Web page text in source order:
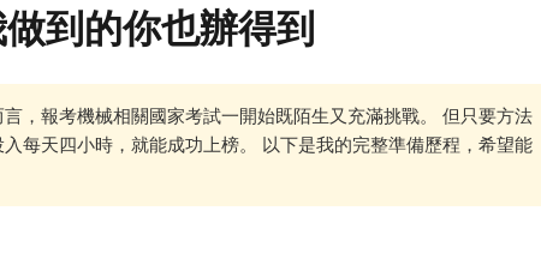
到的你也辦得到
，報考機械相關國家考試一開始既陌生又充滿挑戰。 但只要方法
每天四小時，就能成功上榜。 以下是我的完整準備歷程，希望能